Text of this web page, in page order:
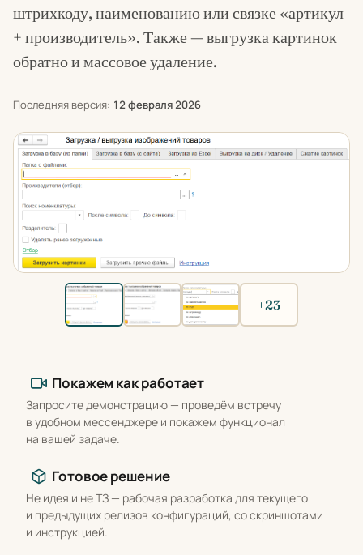
штрихкоду, наименованию или связке «артикул
+ производитель». Также — выгрузка картинок
обратно и массовое удаление.
Последняя версия: 12 февраля 2026
+23
Покажем как работает
Запросите демонстрацию — проведём встречу
в удобном мессенджере и покажем функционал
на вашей задаче.
Готовое решение
Не идея и не ТЗ — рабочая разработка для текущего
и предыдущих релизов конфигураций, со скриншотами
и инструкцией.